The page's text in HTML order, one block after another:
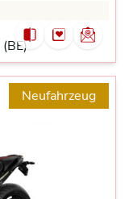
Neufahrzeug